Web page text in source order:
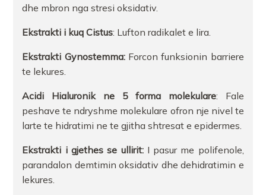
dhe mbron nga stresi oksidativ.
Ekstrakti i kuq Cistus: Lufton radikalet e lira.
Ekstrakti Gynostemma: Forcon funksionin barriere
te lekures.
Acidi Hialuronik ne 5 forma molekulare: Fale
peshave te ndryshme molekulare ofron nje nivel te
larte te hidratimi ne te gjitha shtresat e epidermes.
Ekstrakti i gjethes se ullirit: I pasur me polifenole,
parandalon demtimin oksidativ dhe dehidratimin e
lekures.